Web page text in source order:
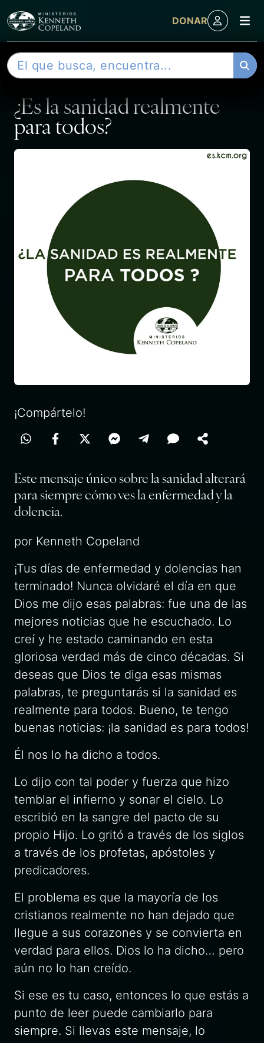
DONAR
B
u
ENTRADA
¿Es la sanidad realmente
para todos?
¡Compártelo!
Este mensaje único sobre la sanidad alterará
para siempre cómo ves la enfermedad y la
dolencia.
por Kenneth Copeland
¡Tus días de enfermedad y dolencias han
terminado! Nunca olvidaré el día en que
Dios me dijo esas palabras: fue una de las
mejores noticias que he escuchado. Lo
creí y he estado caminando en esta
gloriosa verdad más de cinco décadas. Si
deseas que Dios te diga esas mismas
palabras, te preguntarás si la sanidad es
realmente para todos. Bueno, te tengo
buenas noticias: ¡la sanidad es para todos!
Él nos lo ha dicho a todos.
Lo dijo con tal poder y fuerza que hizo
temblar el infierno y sonar el cielo. Lo
escribió en la sangre del pacto de su
propio Hijo. Lo gritó a través de los siglos
a través de los profetas, apóstoles y
predicadores.
El problema es que la mayoría de los
cristianos realmente no han dejado que
llegue a sus corazones y se convierta en
verdad para ellos. Dios lo ha dicho… pero
aún no lo han creído.
Si ese es tu caso, entonces lo que estás a
punto de leer puede cambiarlo para
siempre. Si llevas este mensaje, lo